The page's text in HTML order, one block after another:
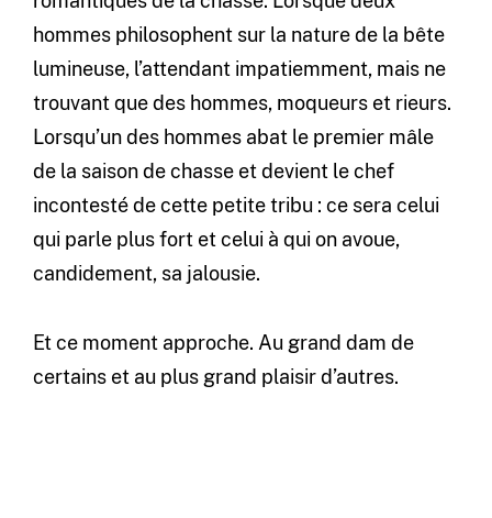
hommes philosophent sur la nature de la bête
lumineuse, l’attendant impatiemment, mais ne
trouvant que des hommes, moqueurs et rieurs.
Lorsqu’un des hommes abat le premier mâle
de la saison de chasse et devient le chef
incontesté de cette petite tribu : ce sera celui
qui parle plus fort et celui à qui on avoue,
candidement, sa jalousie.
Et ce moment approche. Au grand dam de
certains et au plus grand plaisir d’autres.